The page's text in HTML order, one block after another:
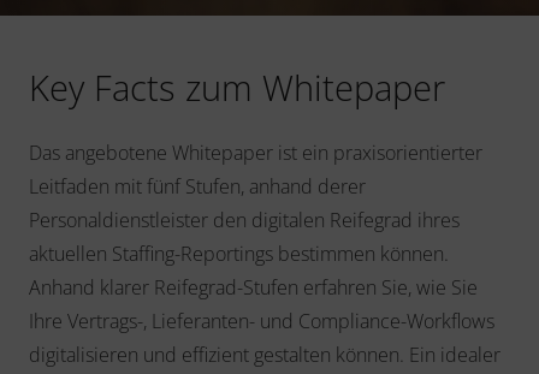
Key Facts zum Whitepaper
Das angebotene Whitepaper ist ein praxisorientierter
Leitfaden mit fünf Stufen, anhand derer
Personaldienstleister den digitalen Reifegrad ihres
aktuellen Staffing-Reportings bestimmen können.
Anhand klarer Reifegrad-Stufen erfahren Sie, wie Sie
Ihre Vertrags-, Lieferanten- und Compliance-Workflows
digitalisieren und effizient gestalten können. Ein idealer